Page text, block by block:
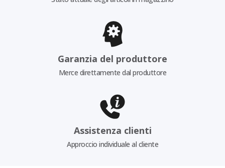
Garanzia del produttore
Merce direttamente dal produttore
Assistenza clienti
Approccio individuale al cliente